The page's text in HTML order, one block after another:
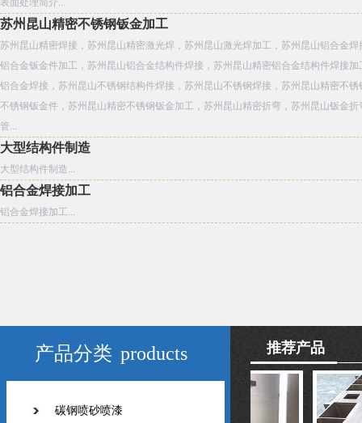
表面处理简介...
苏州昆山精密不锈钢钣金加工
苏州昆山精密焊接，苏州昆山精密激光焊，苏州昆山激光焊加工，苏州昆山铝合金
铝合金钣金件加工，苏州昆山铝合金结构件焊接，苏州昆山精密铝合金结构件焊接
铝合金焊接，苏州昆山不锈钢结构件焊接，苏州昆山不锈钢焊接，苏州昆山精密不
不锈钢钣金件，苏州昆山精密不锈钢钣金加工，苏州昆山精密折弯，苏州昆山钣金折
管...
大型结构件制造
大型结构件制造...
铝合金焊接加工
铝合金焊接加工...
产品分类 products
碳钢喷砂喷漆
推荐产品